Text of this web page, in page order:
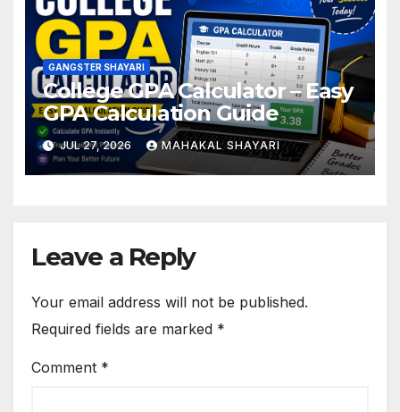
GANGSTER SHAYARI
College GPA Calculator – Easy
GPA Calculation Guide
JUL 27, 2026 MAHAKAL SHAYARI
Leave a Reply
Your email address will not be published.
Required fields are marked *
Comment *